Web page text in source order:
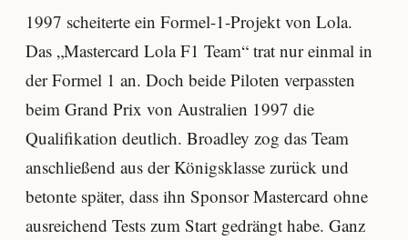
1997 scheiterte ein Formel-1-Projekt von Lola.
Das „Mastercard Lola F1 Team“ trat nur einmal in
der Formel 1 an. Doch beide Piloten verpassten
beim Grand Prix von Australien 1997 die
Qualifikation deutlich. Broadley zog das Team
anschließend aus der Königsklasse zurück und
betonte später, dass ihn Sponsor Mastercard ohne
ausreichend Tests zum Start gedrängt habe. Ganz